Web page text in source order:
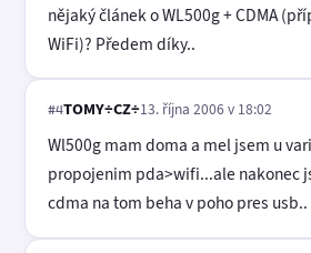
nějaký článek o WL500g + CDMA
WiFi)? Předem díky..
#4TOMY÷CZ÷13. října 2006 v 18:02
Wl500g mam doma a mel jsem u
propojenim pda>wifi...ale nakonec
cdma na tom beha v poho pres usb..